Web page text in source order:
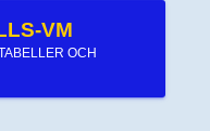
VM
OCH